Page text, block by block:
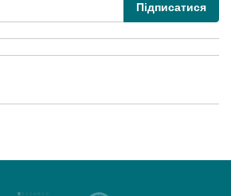
Підписатися